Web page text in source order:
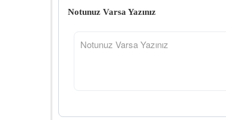
Notunuz Varsa Yazınız